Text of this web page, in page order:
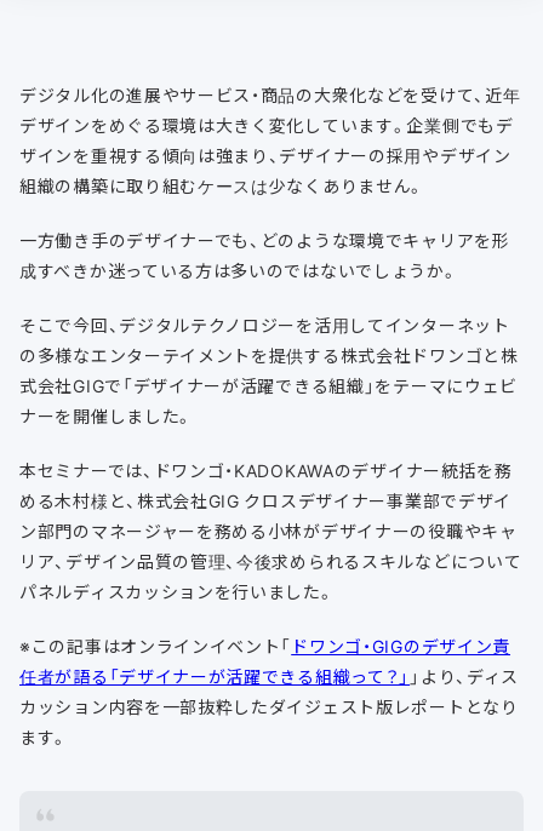
デジタル化の進展やサービス・商品の大衆化などを受けて、近年
デザインをめぐる環境は大きく変化しています。企業側でもデ
ザインを重視する傾向は強まり、デザイナーの採用やデザイン
組織の構築に取り組むケースは少なくありません。
一方働き手のデザイナーでも、どのような環境でキャリアを形
成すべきか迷っている方は多いのではないでしょうか。
そこで今回、デジタルテクノロジーを活用してインターネット
の多様なエンターテイメントを提供する株式会社ドワンゴと株
式会社GIGで「デザイナーが活躍できる組織」をテーマにウェビ
ナーを開催しました。
本セミナーでは、ドワンゴ・KADOKAWAのデザイナー統括を務
める木村様と、株式会社GIG クロスデザイナー事業部でデザイ
ン部門のマネージャーを務める小林がデザイナーの役職やキャ
リア、デザイン品質の管理、今後求められるスキルなどについて
パネルディスカッションを行いました。
※この記事はオンラインイベント「 ドワンゴ・GIGのデザイン責
任者が語る「デザイナーが活躍できる組織って？」 」より、ディス
カッション内容を一部抜粋したダイジェスト版レポートとなり
ます。